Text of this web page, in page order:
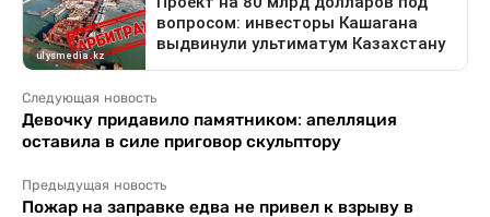
Следующая новость
Девочку придавило памятником: апелляция
оставила в силе приговор скульптору
Предыдущая новость
Пожар на заправке едва не привел к взрыву в